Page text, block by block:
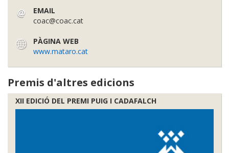
EMAIL
coac@coac.cat
PÀGINA WEB
www.mataro.cat
Premis d'altres edicions
XII EDICIÓ DEL PREMI PUIG I CADAFALCH